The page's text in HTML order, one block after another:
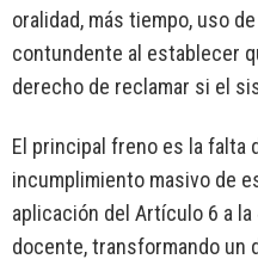
oralidad, más tiempo, uso
contundente al establecer
derecho de reclamar si el
El principal freno es la falta
incumplimiento masivo de
aplicación del Artículo 6 a
docente, transformando un